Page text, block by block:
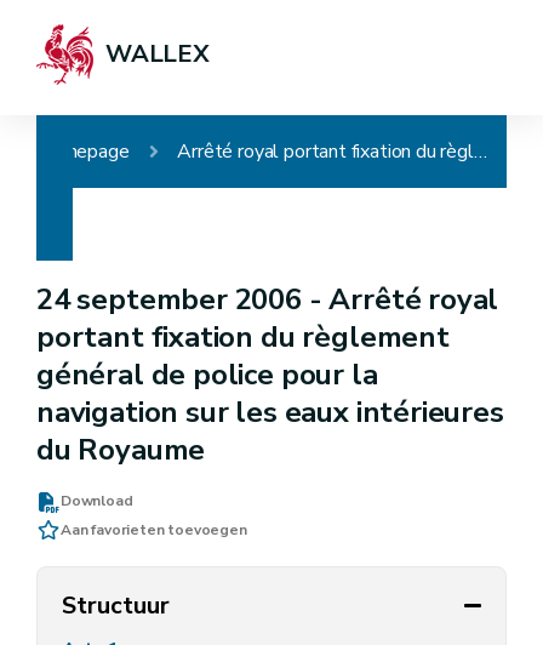
WALLEX
Homepage Arrêté royal portant fixation du règlement général de police pour la navigation sur les eaux intérieures du Royaume
24 september 2006 -Arrêté royal
portant fixation du règlement
général de police pour la
navigation sur les eaux intérieures
du Royaume
Download
Aan favorieten toevoegen
Structuur